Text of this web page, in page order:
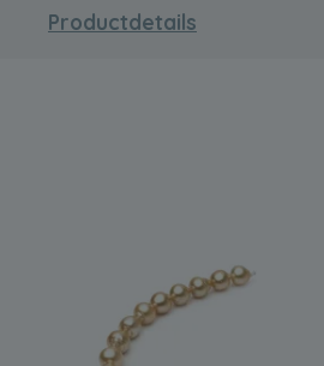
Productdetails